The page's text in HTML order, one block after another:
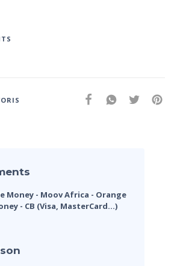
Money - Moov Africa - Orange
- CB (Visa, MasterCard...)